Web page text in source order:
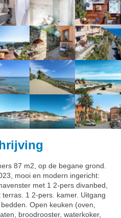
87 m2, op de begane grond.
mooi en modern ingericht:
met 1 2-pers divanbed,
1 2-pers. kamer. Uitgang
Open keuken (oven,
broodrooster, waterkoker,